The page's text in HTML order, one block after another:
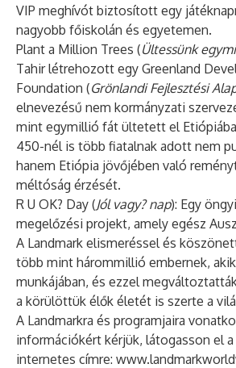
VIP meghívót biztosított egy
nagyobb főiskolán és egyetemen.
Plant a Million Trees (Ültessünk
Tahir létrehozott egy Greenland
Foundation (Grönlandi Fejlesztési
elnevezésű nem kormányzati
mint egymillió fát ültetett el
450-nél is több fiatalnak adott nem
hanem Etiópia jövőjében való
méltóság érzését.
R U OK? Day (Jól vagy? nap): Egy
megelőzési projekt, amely egész
A Landmark elismeréssel és
több mint hárommillió embernek,
munkájában, és ezzel
a körülöttük élők életét is szerte a
A Landmarkra és programjaira
információkért kérjük, látogasson el
internetes címre: